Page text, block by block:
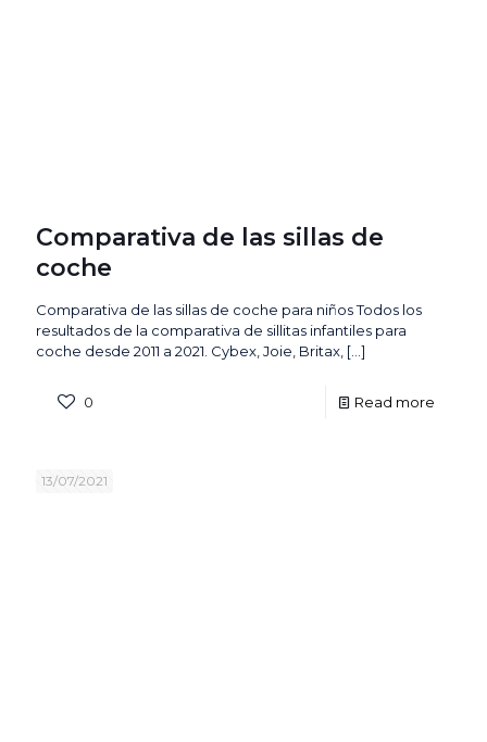
Comparativa de las sillas de
coche
Comparativa de las sillas de coche para niños Todos los
resultados de la comparativa de sillitas infantiles para
coche desde 2011 a 2021. Cybex, Joie, Britax, […]
0 Read more
13/07/2021